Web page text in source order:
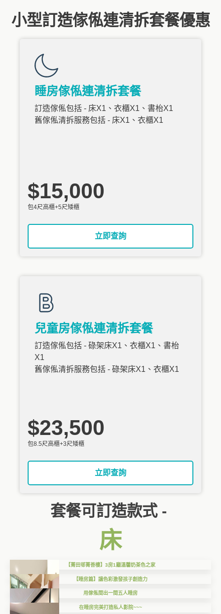
小型訂造傢俬連清拆套餐優惠
睡房傢俬連清拆套餐
訂造傢俬包括 - 床X1、衣櫃X1、書枱X1
舊傢俬清拆服務包括 - 床X1、衣櫃X1
$15,000
包4尺高櫃+5尺矮櫃
立即查詢
兒童房傢俬連清拆套餐
訂造傢俬包括 - 碌架床X1、衣櫃X1、書枱
X1
舊傢俬清拆服務包括 - 碌架床X1、衣櫃X1
$23,500
包8.5尺高櫃+3尺矮櫃
立即查詢
套餐可訂造款式 -
床
【菁田邨菁善樓】3房1廳溫馨奶茶色之家
【睡房篇】讓色彩激發孩子創造力
用傢俬間出一間五人睡房
在睡房完美打造私人影院~~~